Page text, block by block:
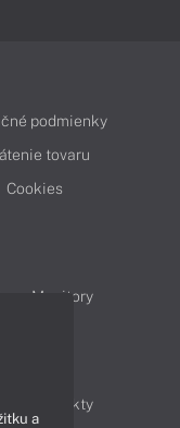
podmienky
tovaru
Cookies
Monitory
Produkty
a